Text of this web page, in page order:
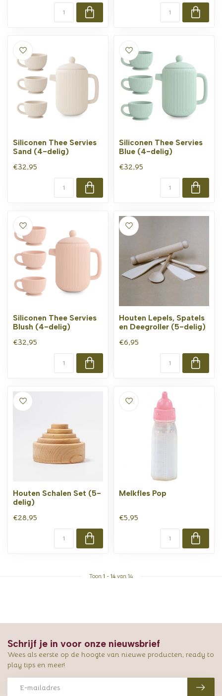
Siliconen Thee Servies
Sand (4-delig)
€32,95
Siliconen Thee Servies
Blue (4-delig)
€32,95
Siliconen Thee Servies
Blush (4-delig)
€32,95
Houten Lepels, Spatels
en Deegroller (5-delig)
€6,95
Houten Schalen Set (5-
delig)
€28,95
Melkfles Pop
€5,95
Toon 1 - 14 van 14
Schrijf je in voor onze nieuwsbrief
Wees als eerste op de hoogte van nieuwe producten, ready to
play tips en meer!